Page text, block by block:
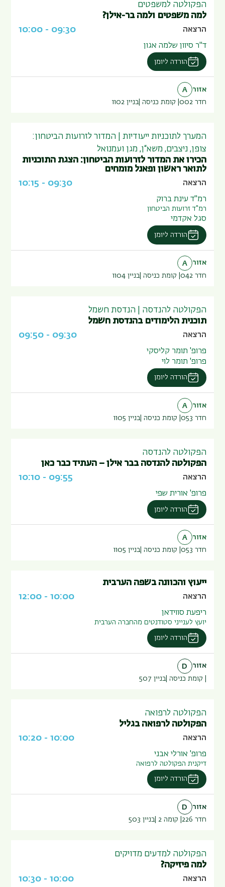
הפקולטה למשפטים
למה משפטים ולמה בר-אילן?
הרצאה 09:30
-
10:00
ד"ר סיוון שלמה אגון
הורדה ליומן
אזור
A
חדר 002
קומת כניסה בניין1102
המערך לתוכניות ייעודיות | המדור לזרועות הביטחון:
צופן, ניצבים, משא“ן, מגן ועמנואל
הכירו את המדור לזרועות הביטחון: הצגת התוכניות
לתואר ראשון ופאנל מומחים
הרצאה 09:30
-
10:15
רמ"ד עינת ברוק
רמ"ד זרועות הביטחון
סגל אקדמי
הורדה ליומן
אזור
A
חדר 042
קומת כניסה בניין1104
הפקולטה להנדסה | הנדסת חשמל
תוכנית הלימודים בהנדסת חשמל
הרצאה 09:30
-
09:50
פרופ' תומר קליסקי
פרופ' תומר לוי
הורדה ליומן
אזור
A
חדר 053
קומת כניסה בניין 1105
הפקולטה להנדסה
הפקולטה להנדסה בבר אילן – העתיד כבר כאן
הרצאה 09:55
-
10:10
פרופ' אורית שפי
הורדה ליומן
אזור
A
חדר 053
קומת כניסה בניין 1105
ייעוץ והכוונה בשפה הערבית
הרצאה 10:00
-
12:00
ריפעת סווידאן
יועץ לענייני סטודנטים מהחברה הערבית
הורדה ליומן
אזור
D
קומת כניסה בניין 507
הפקולטה לרפואה
הפקולטה לרפואה בגליל
הרצאה 10:00
-
10:20
פרופ' אורלי אבני
דיקנית הפקולטה לרפואה
הורדה ליומן
אזור
D
חדר 226
קומה 2 בניין 503
הפקולטה למדעים מדויקים
למה פיזיקה?
הרצאה 10:00
-
10:30